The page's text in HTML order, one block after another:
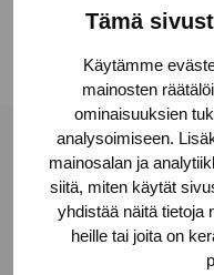
Tämä
Käytämme
mainosten
ominaisuuksien
analysoimiseen.
mainosalan ja
siitä, miten käytät
yhdistää näitä tietoja
heille tai joita on
Linkedin
Pro Artibus
Gustav Wasas gata 11